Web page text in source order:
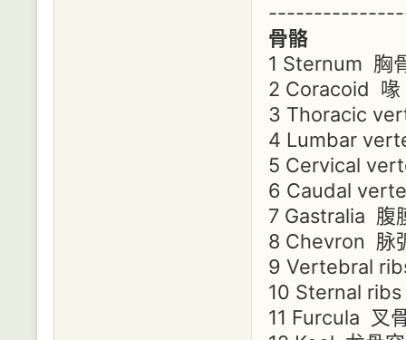
骨骼
1 Sternum 胸
2 Coracoid 喙
3 Thoracic
4 Lumbar
5 Cervical
6 Caudal
7 Gastralia 腹
8 Chevron 脉
9 Vertebral
10 Sternal
11 Furcula 叉